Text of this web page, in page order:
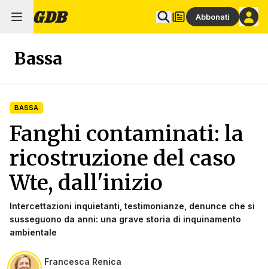
Abbonati
Bassa
BASSA
Fanghi contaminati: la
ricostruzione del caso
Wte, dall'inizio
Intercettazioni inquietanti, testimonianze, denunce che si
susseguono da anni: una grave storia di inquinamento
ambientale
Francesca Renica